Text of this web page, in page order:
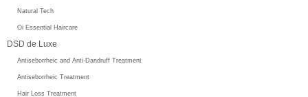
Natural Tech
Oi Essential Haircare
DSD de Luxe
Antiseborrheic and Anti-Dandruff Treatment
Antiseborrheic Treatment
Hair Loss Treatment